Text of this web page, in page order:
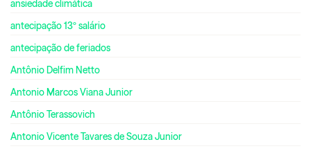
ansiedade climática
antecipação 13º salário
antecipação de feriados
Antônio Delfim Netto
Antonio Marcos Viana Junior
Antônio Terassovich
Antonio Vicente Tavares de Souza Junior